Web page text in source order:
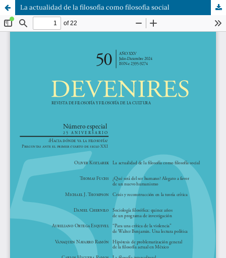
La actualidad de la filosofía como filosofía social